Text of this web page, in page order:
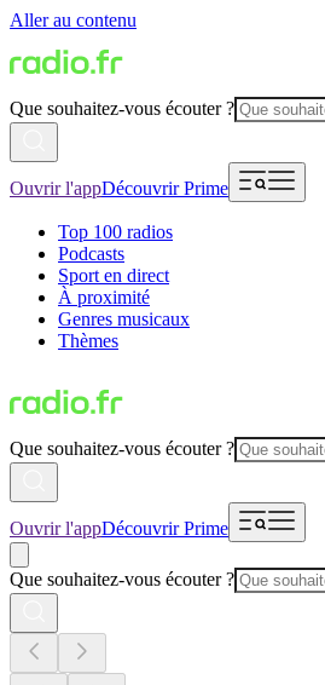
Aller au contenu
Que souhaitez-vous écouter ?
Ouvrir l'appDécouvrir Prime
Top 100 radios
Podcasts
Sport en direct
À proximité
Genres musicaux
Thèmes
Que souhaitez-vous écouter ?
Ouvrir l'appDécouvrir Prime
Que souhaitez-vous écouter ?